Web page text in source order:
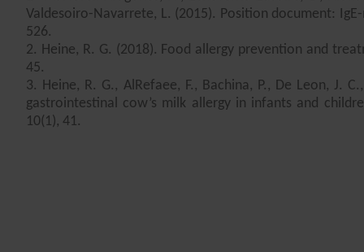
Valdesoiro-Navarrete, L. (2015). Position document:
526.
2. Heine, R. G. (2018). Food allergy prevention and
45.
3. Heine, R. G., AlRefaee, F., Bachina, P., De Leon, J.
gastrointestinal cow’s milk allergy in infants and
10(1), 41.